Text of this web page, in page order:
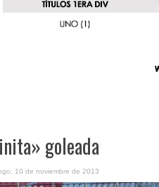
goleada
10 de noviembre de 2013